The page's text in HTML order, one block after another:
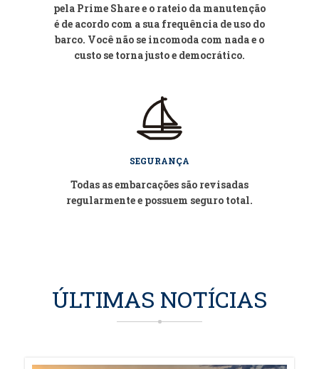
pela Prime Share e o rateio da manutenção
é de acordo com a sua frequência de uso do
barco. Você não se incomoda com nada e o
custo se torna justo e democrático.
SEGURANÇA
Todas as embarcações são revisadas
regularmente e possuem seguro total.
ÚLTIMAS NOTÍCIAS